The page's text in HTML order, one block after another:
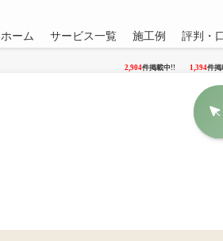
ホーム サービス一覧 施工例
2,904件掲載中!!
評判・
1,394件掲